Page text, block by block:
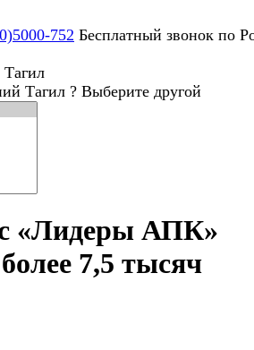
752 Бесплатный звонок по
Тагил ? Выберите другой
«Лидеры АПК»
7,5 тысяч